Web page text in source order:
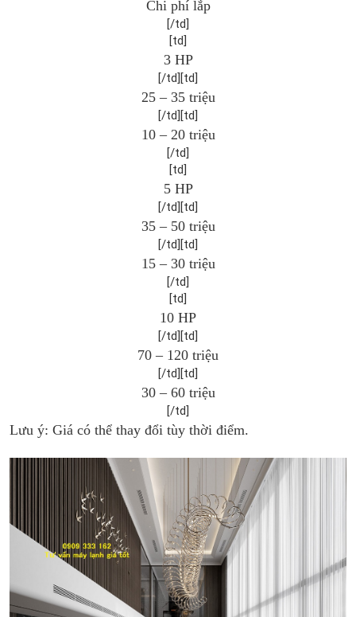
Chi phí lắp
[/td]​
[td]
3 HP
[/td][td]
25 – 35 triệu
[/td][td]
10 – 20 triệu
[/td]​
[td]
5 HP
[/td][td]
35 – 50 triệu
[/td][td]
15 – 30 triệu
[/td]​
[td]
10 HP
[/td][td]
70 – 120 triệu
[/td][td]
30 – 60 triệu
[/td]​
Lưu ý: Giá có thể thay đổi tùy thời điểm.